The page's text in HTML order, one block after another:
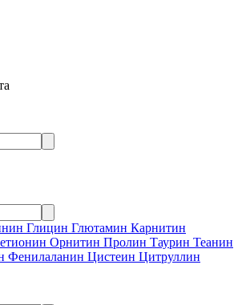
Глицин Глютамин Карнитин
Орнитин Пролин Таурин Теанин
Фенилаланин Цистеин Цитруллин